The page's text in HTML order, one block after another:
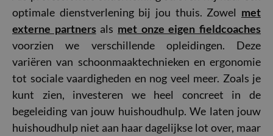
optimale dienstverlening bij jou thuis. Zowel met
externe partners als met onze eigen fieldcoaches
voorzien we verschillende opleidingen. Deze
variëren van schoonmaaktechnieken en ergonomie
tot sociale vaardigheden en nog veel meer. Zoals je
kunt zien, investeren we heel concreet in de
begeleiding van jouw huishoudhulp. We laten jouw
huishoudhulp niet aan haar dagelijkse lot over, maar